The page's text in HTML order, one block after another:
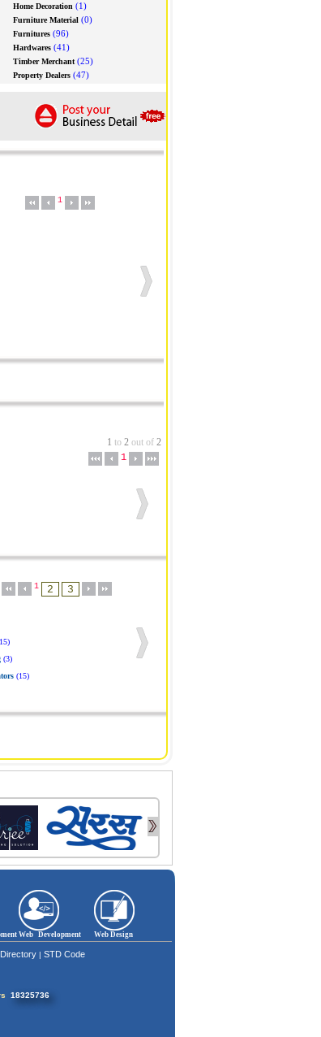
Home Decoration (1)
Furniture Material(0)
Furnitures(96)
Hardwares(41)
Timber Merchant(25)
Property Dealers(47)
1
1 to 2out of 2
1
1
(3)
(15)
Web Development Web Design
| STD Code
18325736